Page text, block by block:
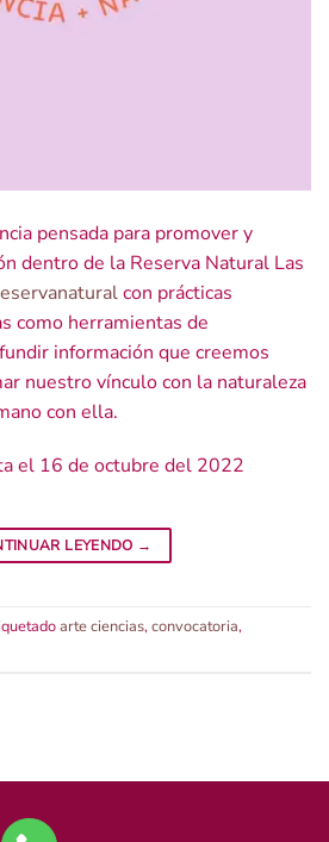
pensada para promover y
dentro de la Reserva Natural Las
con prácticas
como herramientas de
información que creemos
nuestro vínculo con la naturaleza
con ella.
el 16 de octubre del 2022
LEYENDO →
arte ciencias,convocatoria,